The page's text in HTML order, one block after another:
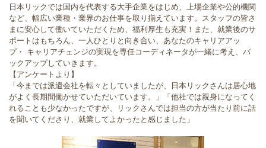
日本リックでは国内を代表する大手企業をはじめ、上場企業や公的機関
など、幅広い業種・業界のお仕事を取り揃えています。スタッフの皆さ
まに安心して働いていただくため、福利厚生も充実！また、就業後のサ
ポートはもちろん、一人ひとりと向き合い、あなたのキャリアアッ
プ・ キャリアチェンジの実現を専任コーディネータが一緒に考え、バ
ックアップしていきます。
【アンケートより】
「今までは派遣会社を転々としていましたが、日本リックさんは居心地
がよく長期間働かせていただいています。」「他社では親身になってく
れることも少なかったですが、リックさんでは担当の方が当たり前に話
を聞いてくださり、就業してよかったと感じました」